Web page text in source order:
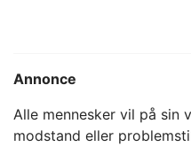
Annonce
Alle mennesker vil på sin
modstand eller